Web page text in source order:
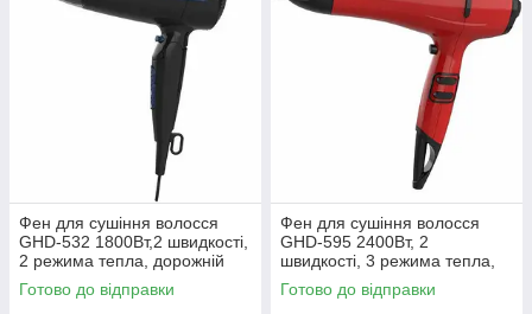
Фен для сушiння волосся
GHD-532 1800Вт,2 швидкостi,
2 режима тепла, дорожнiй
(GRUNHELM)
Готово до відправки
Фен для сушiння волосся
GHD-595 2400Вт, 2
швидкостi, 3 режима тепла,
iонізацiя (GRUNHELM)
Готово до відправки